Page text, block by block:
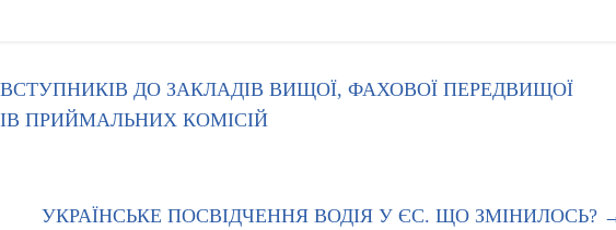
ДО ЗАКЛАДІВ ВИЩОЇ, ФАХОВОЇ ПЕРЕДВИЩОЇ
ПРИЙМАЛЬНИХ КОМІСІЙ
УКРАЇНСЬКЕ ПОСВІДЧЕННЯ ВОДІЯ У ЄС. ЩО ЗМІНИЛОСЬ?